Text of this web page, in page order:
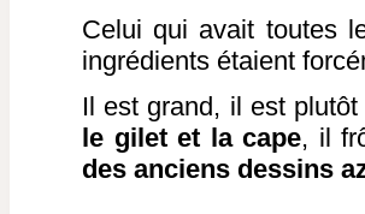
Celui qui avait toutes
ingrédients étaient
Il est grand, il est
le gilet et la cape, il
des anciens dessins